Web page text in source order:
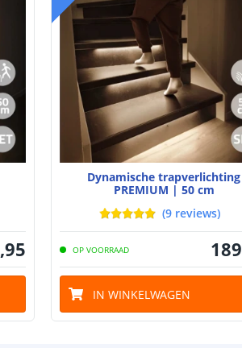
,95
Dynamische trapverlichting
PREMIUM | 50 cm
(9 reviews)
OP VOORRAAD 189
IN WINKELWAGEN